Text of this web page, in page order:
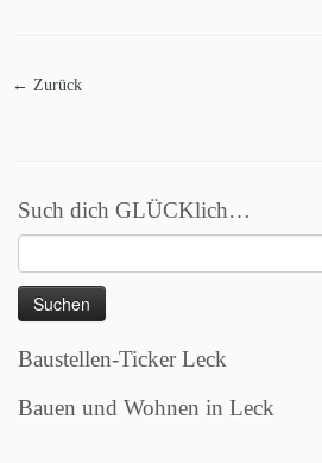
← Zurück
Such dich GLÜCKlich…
nach:
Baustellen-Ticker Leck
Bauen und Wohnen in Leck